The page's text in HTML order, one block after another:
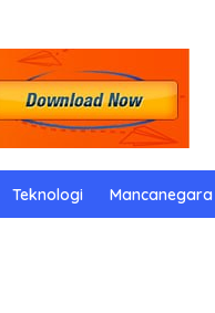
Teknologi Mancanegara